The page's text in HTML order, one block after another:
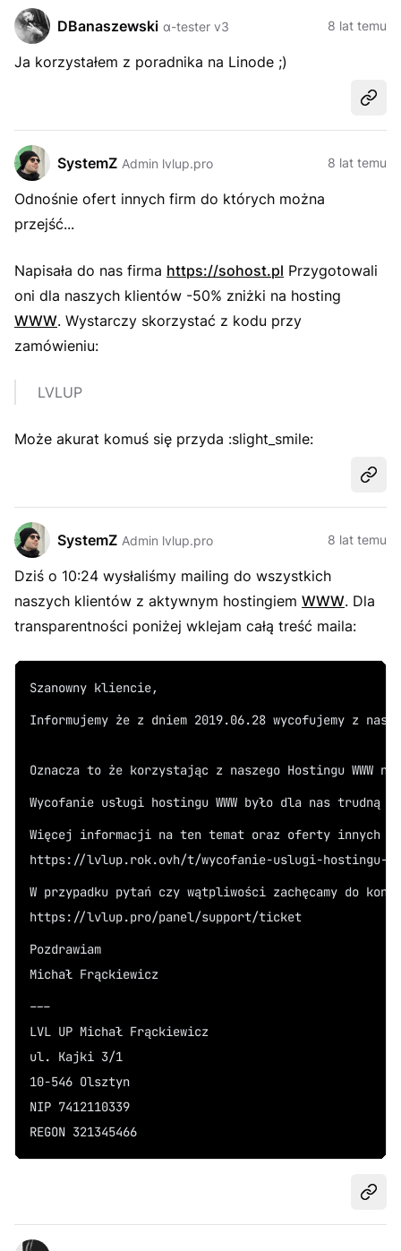
DBanaszewski α-tester v3 8 lat temu
Ja korzystałem z poradnika na Linode ;)
SystemZ Admin lvlup.pro 8 lat temu
Odnośnie ofert innych firm do których można
przejść...
Napisała do nas firma https://sohost.pl Przygotowali
oni dla naszych klientów -50% zniżki na hosting
WWW. Wystarczy skorzystać z kodu przy
zamówieniu:
LVLUP
Może akurat komuś się przyda :slight_smile:
SystemZ Admin lvlup.pro 8 lat temu
Dziś o 10:24 wysłaliśmy mailing do wszystkich
naszych klientów z aktywnym hostingiem WWW. Dla
transparentności poniżej wklejam całą treść maila:
Szanowny kliencie,
Informujemy że z dniem 2019.06.28 wycofujemy z
Oznacza to że korzystając z naszego Hostingu
Wycofanie usługi hostingu WWW było dla nas
Więcej informacji na ten temat oraz oferty innych
https://lvlup.rok.ovh/t/wycofanie-uslugi-hostingu-
W przypadku pytań czy wątpliwości zachęcamy do
https://lvlup.pro/panel/support/ticket
Pozdrawiam
Michał Frąckiewicz
---
LVL UP Michał Frąckiewicz
ul. Kajki 3/1
10-546 Olsztyn
NIP 7412110339
REGON 321345466